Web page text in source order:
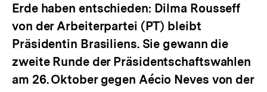
Erde haben entschieden: Dilma Rousseff
von der Arbeiterpartei (PT) bleibt
Präsidentin Brasiliens. Sie gewann die
zweite Runde der Präsidentschaftswahlen
am 26. Oktober gegen Aécio Neves von der